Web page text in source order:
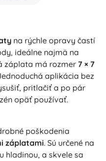
na rýchle opravy častí
ideálne najmä na
záplata má rozmer 7 × 7
aplikácia bez
pritlačiť a po pár
opäť používať.
poškodenia
záplatami. Sú určené na
hladinou, a skvele sa